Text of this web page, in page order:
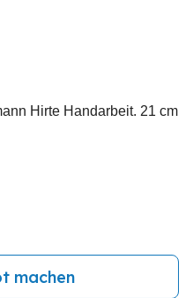
Hirte Handarbeit. 21 cm
machen